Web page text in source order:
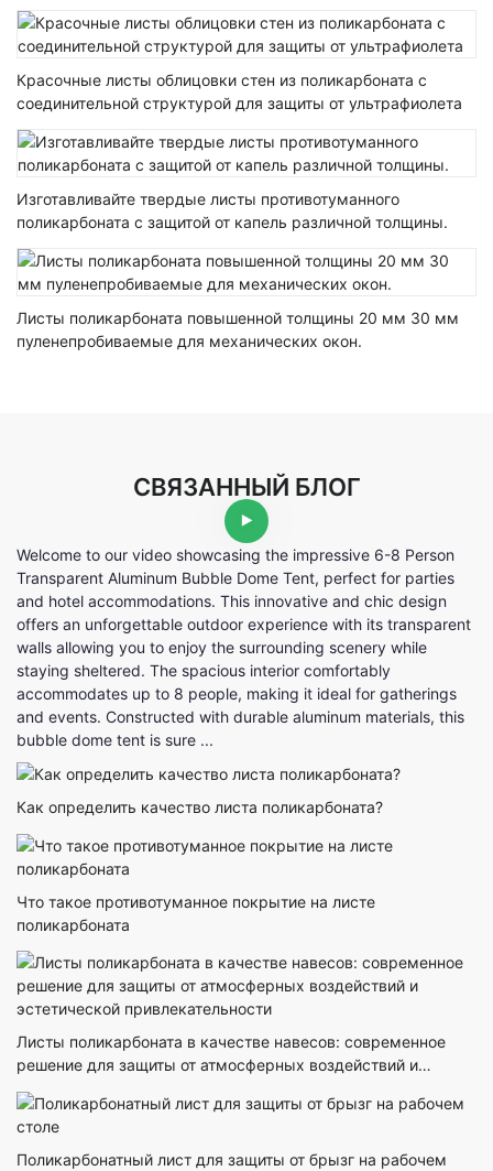
Красочные листы облицовки стен из поликарбоната с
соединительной структурой для защиты от ультрафиолета
Изготавливайте твердые листы противотуманного
поликарбоната с защитой от капель различной толщины.
Листы поликарбоната повышенной толщины 20 мм 30 мм
пуленепробиваемые для механических окон.
СВЯЗАННЫЙ БЛОГ
Welcome to our video showcasing the impressive 6-8 Person
Transparent Aluminum Bubble Dome Tent, perfect for parties
and hotel accommodations. This innovative and chic design
offers an unforgettable outdoor experience with its transparent
walls allowing you to enjoy the surrounding scenery while
staying sheltered. The spacious interior comfortably
accommodates up to 8 people, making it ideal for gatherings
and events. Constructed with durable aluminum materials, this
bubble dome tent is sure ...
Как определить качество листа поликарбоната?
Что такое противотуманное покрытие на листе
поликарбоната
Листы поликарбоната в качестве навесов: современное
решение для защиты от атмосферных воздействий и
эстетической привлекательности
Поликарбонатный лист для защиты от брызг на рабочем